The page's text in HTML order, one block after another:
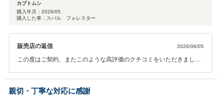
になること間違いなしです
カブトムシ
購入年月： 2026/05
購入した車：スバル フォレスター
販売店の返信 2026/06/05
この度はご契約、またこのような高評価のクチコミをいただきまして
ただけるサービスを充実させる努力をしております。このようなお言
葉は弊社としても嬉しい限りでございます。また今後のメンテナンス
や、次回お車をお買い求めになる際もぜひお手伝いさせて頂ければ幸
親切・丁寧な対応に感謝